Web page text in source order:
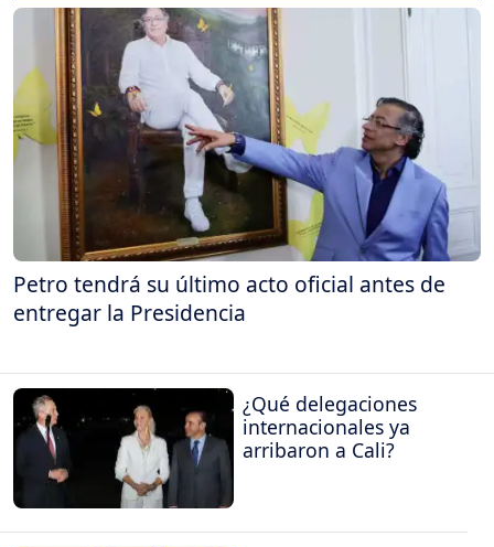
Petro tendrá su último acto oficial antes de
entregar la Presidencia
¿Qué delegaciones
internacionales ya
arribaron a Cali?